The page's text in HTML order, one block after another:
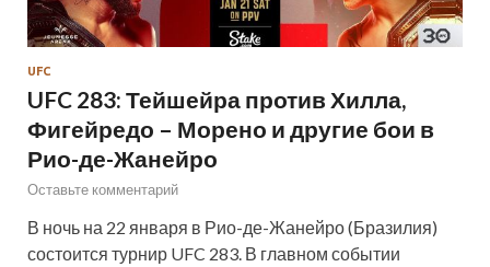
UFC
UFC 283: Тейшейра против Хилла,
Фигейредо – Морено и другие бои в
Рио-де-Жанейро
Оставьте комментарий
В ночь на 22 января в Рио-де-Жанейро (Бразилия)
состоится турнир UFC 283. В главном событии